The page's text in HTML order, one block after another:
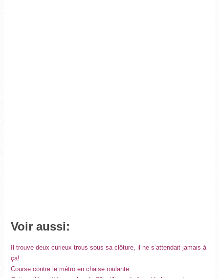
Voir aussi:
Il trouve deux curieux trous sous sa clôture, il ne s’attendait jamais à
ça!
Course contre le métro en chaise roulante